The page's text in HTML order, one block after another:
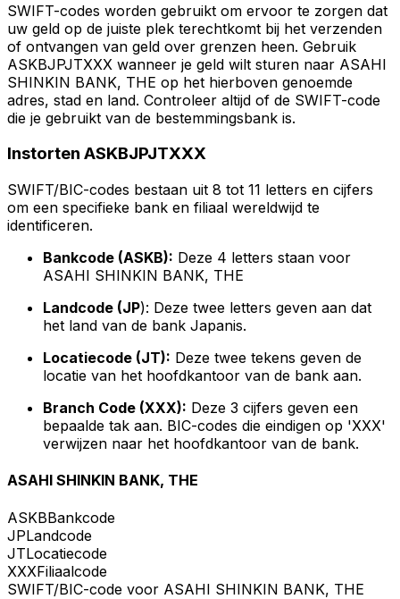
SWIFT-codes worden gebruikt om ervoor te zorgen dat
uw geld op de juiste plek terechtkomt bij het verzenden
of ontvangen van geld over grenzen heen. Gebruik
ASKBJPJTXXX wanneer je geld wilt sturen naar ASAHI
SHINKIN BANK, THE op het hierboven genoemde
adres, stad en land. Controleer altijd of de SWIFT-code
die je gebruikt van de bestemmingsbank is.
Instorten ASKBJPJTXXX
SWIFT/BIC-codes bestaan uit 8 tot 11 letters en cijfers
om een specifieke bank en filiaal wereldwijd te
identificeren.
Bankcode (ASKB): Deze 4 letters staan voor
ASAHI SHINKIN BANK, THE
Landcode (JP): Deze twee letters geven aan dat
het land van de bank Japanis.
Locatiecode (JT): Deze twee tekens geven de
locatie van het hoofdkantoor van de bank aan.
Branch Code (XXX): Deze 3 cijfers geven een
bepaalde tak aan. BIC-codes die eindigen op 'XXX'
verwijzen naar het hoofdkantoor van de bank.
ASAHI SHINKIN BANK, THE
ASKBBankcode
JPLandcode
JTLocatiecode
XXXFiliaalcode
SWIFT/BIC-code voor ASAHI SHINKIN BANK, THE